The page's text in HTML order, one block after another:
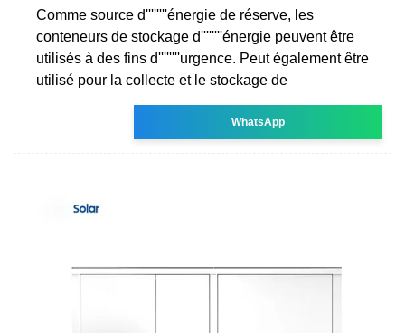
Comme source d''''''''énergie de réserve, les
conteneurs de stockage d''''''''énergie peuvent être
utilisés à des fins d''''''''urgence. Peut également être
utilisé pour la collecte et le stockage de
WhatsApp